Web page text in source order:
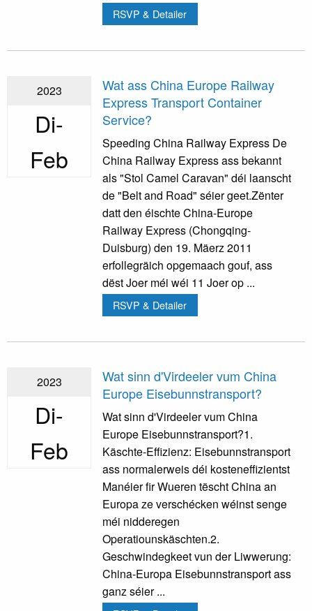
RSVP & Detailer
2023
Di-
Feb
Wat ass China Europe Railway
Express Transport Container
Service?
Speeding China Railway Express De
China Railway Express ass bekannt
als "Stol Camel Caravan" déi laanscht
de "Belt and Road" séier geet.Zënter
datt den éischte China-Europe
Railway Express (Chongqing-
Duisburg) den 19. Mäerz 2011
erfollegräich opgemaach gouf, ass
dëst Joer méi wéi 11 Joer op ...
RSVP & Detailer
2023
Di-
Feb
Wat sinn d'Virdeeler vum China
Europe Eisebunnstransport?
Wat sinn d'Virdeeler vum China
Europe Eisebunnstransport?1.
Käschte-Effizienz: Eisebunnstransport
ass normalerweis déi kosteneffizientst
Manéier fir Wueren tëscht China an
Europa ze verschécken wéinst senge
méi nidderegen
Operatiounskäschten.2.
Geschwindegkeet vun der Liwwerung:
China-Europa Eisebunnstransport ass
ganz séier ...